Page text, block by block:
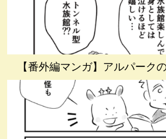
【番外編マンガ】アルパーク